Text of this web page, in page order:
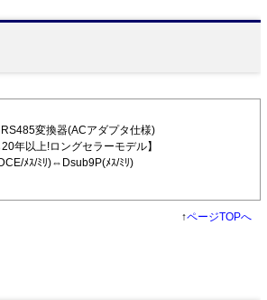
変換器(ACアダプタ仕様)
20年以上!ロングセラーモデル】
ﾒｽ/ﾐﾘ)⇔Dsub9P(ﾒｽ/ﾐﾘ)
↑ページTOPへ